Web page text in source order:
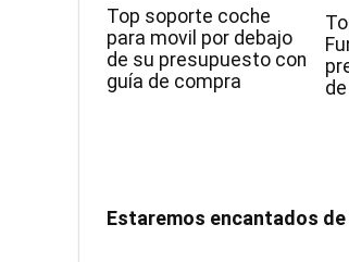
Top soporte coche
para movil por debajo
de su presupuesto con
guía de compra
Estaremos encantados